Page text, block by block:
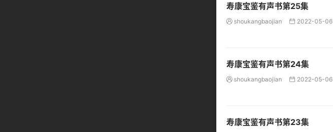
寿康宝鉴有声书第25集
 shoukangbaojian  2022-05-06
寿康宝鉴有声书第24集
 shoukangbaojian  2022-05-06
寿康宝鉴有声书第23集